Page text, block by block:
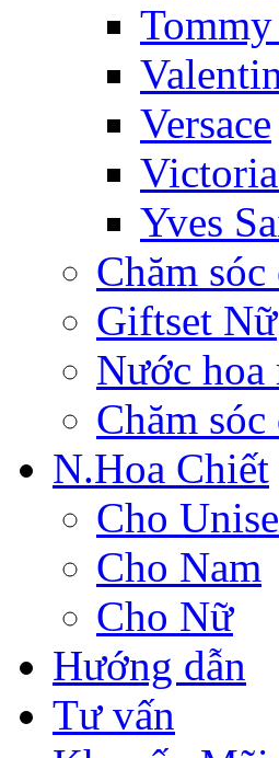
Versace
Yves
Chăm
Giftset Nữ
Nước hoa
Chăm sóc
N.Hoa Chiết
Cho
Cho Nam
Cho Nữ
Hướng dẫn
Tư vấn